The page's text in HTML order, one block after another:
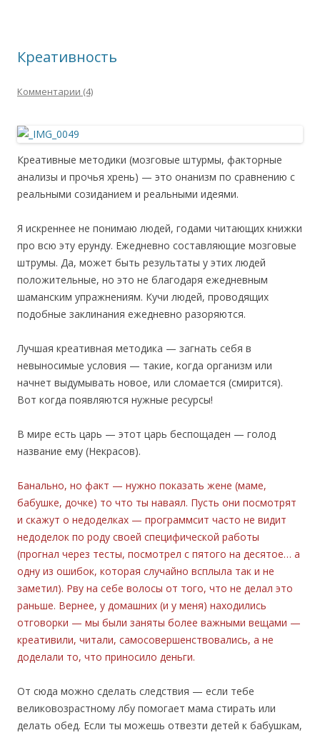
Креативность
Комментарии (4)
Креативные методики (мозговые штурмы, факторные
анализы и прочья хрень) — это онанизм по сравнению с
реальными созиданием и реальными идеями.
Я искреннее не понимаю людей, годами читающих книжки
про всю эту ерунду. Ежедневно составляющие мозговые
штрумы. Да, может быть результаты у этих людей
положительные, но это не благодаря ежедневным
шаманским упражнениям. Кучи людей, проводящих
подобные заклинания ежедневно разоряются.
Лучшая креативная методика — загнать себя в
невыносимые условия — такие, когда организм или
начнет выдумывать новое, или сломается (смирится).
Вот когда появляются нужные ресурсы!
В мире есть царь — этот царь беспощаден — голод
название ему (Некрасов).
Банально, но факт — нужно показать жене (маме,
бабушке, дочке) то что ты наваял. Пусть они посмотрят
и скажут о недоделках — программсит часто не видит
недоделок по роду своей специфической работы
(прогнал через тесты, посмотрел с пятого на десятое… а
одну из ошибок, которая случайно всплыла так и не
заметил). Рву на себе волосы от того, что не делал это
раньше. Вернее, у домашних (и у меня) находились
отговорки — мы были заняты более важными вещами —
креативили, читали, самосовершенствовались, а не
доделали то, что приносило деньги.
От сюда можно сделать следствия — если тебе
великовозрастному лбу помогает мама стирать или
делать обед. Если ты можешь отвезти детей к бабушкам,